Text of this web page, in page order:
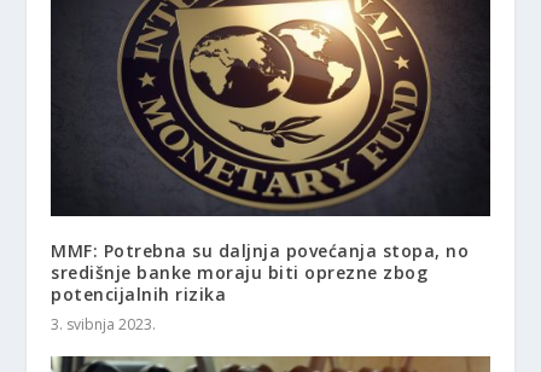
MMF: Potrebna su daljnja povećanja stopa, no
središnje banke moraju biti oprezne zbog
potencijalnih rizika
3. svibnja 2023.